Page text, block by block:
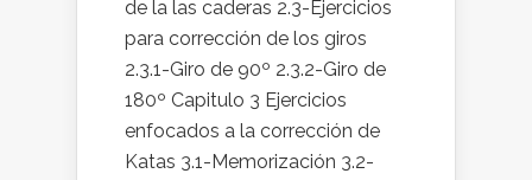
de la las caderas 2.3-Ejercicios
para corrección de los giros
2.3.1-Giro de 90º 2.3.2-Giro de
180º Capitulo 3 Ejercicios
enfocados a la corrección de
Katas 3.1-Memorización 3.2-